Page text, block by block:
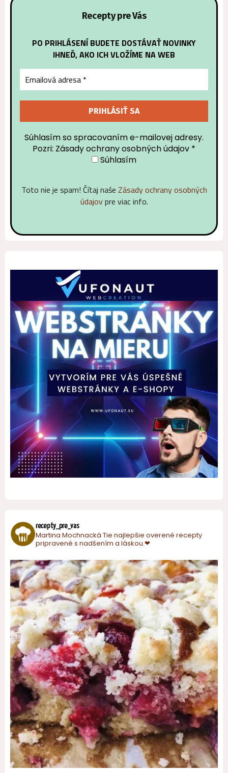
Recepty pre Vás
PO PRIHLÁSENÍ BUDETE DOSTÁVAŤ NOVINKY
IHNEĎ, AKO ICH VLOŽÍME NA WEB
Súhlasím so spracovaním e-mailovej adresy.
Pozri: Zásady ochrany osobných údajov *
Súhlasím
Toto nie je spam! Čítaj naśe Zásady ochrany osobných
údajovpre viac info.
Alternative:
recepty_pre_vas
Martina Mochnacká Tie najlepšie overené recepty
pripravené s nadšením a láskou.❤